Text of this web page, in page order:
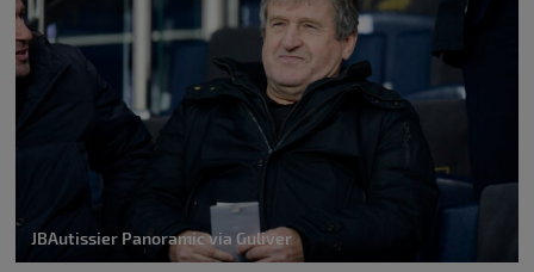
JBAutissier Panoramic via Guliver